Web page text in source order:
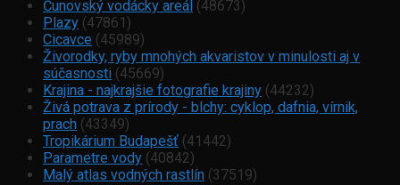
Čunovský vodácky areál (48673)
Plazy (47861)
Cicavce (45989)
Živorodky, ryby mnohých akvaristov v minulosti aj v
súčasnosti (45669)
Krajina - najkrajšie fotografie krajiny (44232)
Živá potrava z prírody - blchy: cyklop, dafnia, vírnik,
prach (43349)
Tropikárium Budapešť (41442)
Parametre vody (40842)
Malý atlas vodných rastlín (37519)